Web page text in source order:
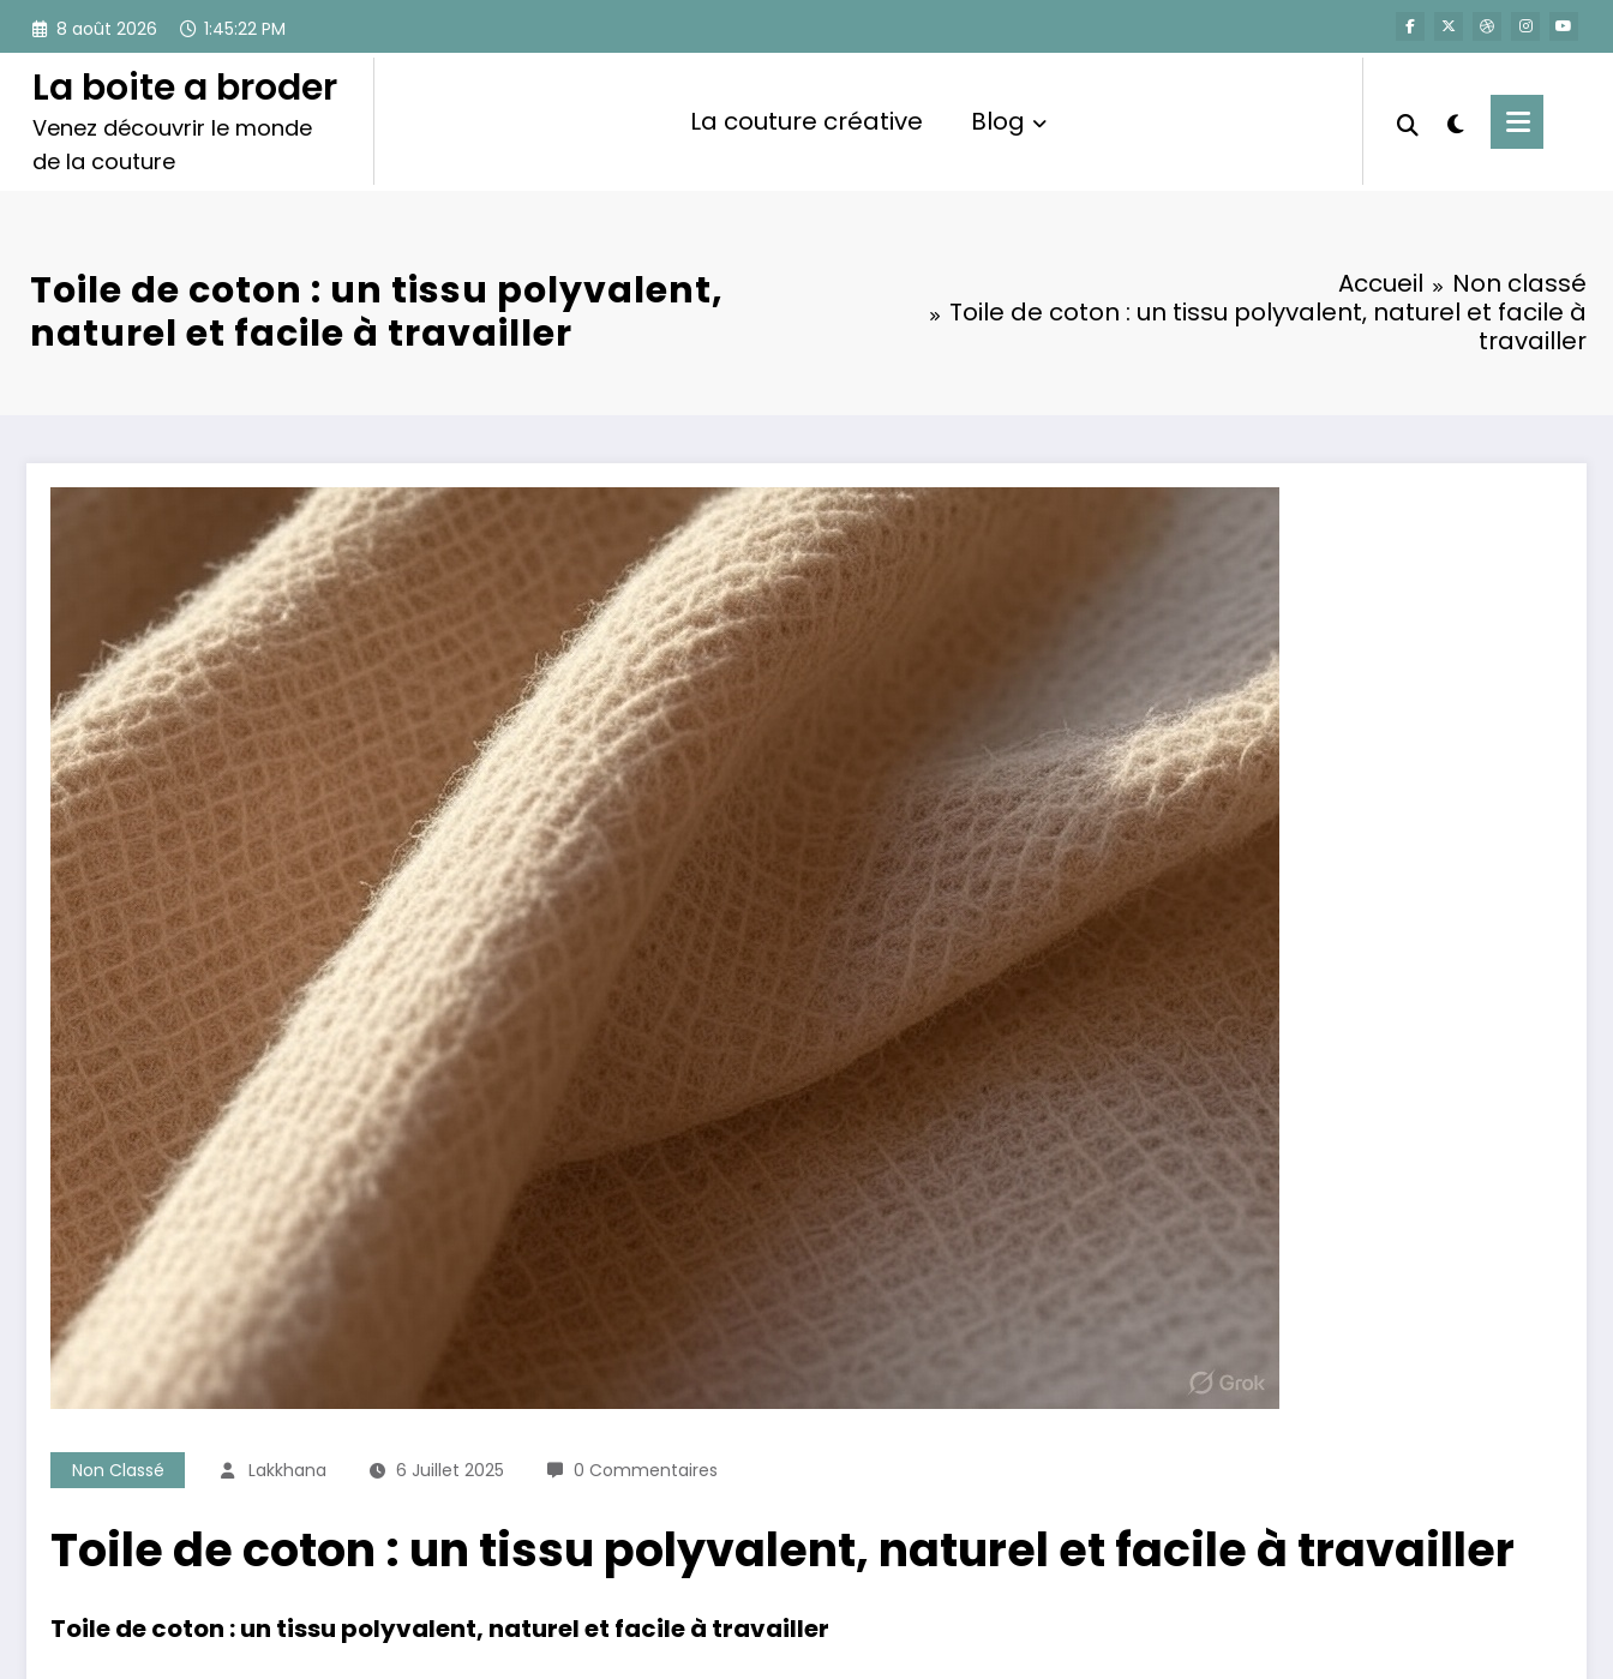
Aller
contenu
8 août 2026 1:45:23 PM
La boite a broder
Venez découvrir le monde
de la couture
La couture créative Blog
Toile de coton : un tissu polyvalent,
naturel et facile à travailler
Accueil
Non classé
Toile de coton : un tissu polyvalent, naturel et facile à
travailler
Non Classé Lakkhana 6 Juillet 2025 0 Commentaires
Toile de coton : un tissu polyvalent, naturel et facile à travailler
Toile de coton : un tissu polyvalent, naturel et facile à travailler